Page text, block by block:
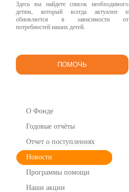
Здесь вы найдете список необходимого
детям, который всегда актуален и
обновляется в зависимости от
потребностей наших детей.
ПОМОЧЬ
О Фонде
Годовые отчёты
Отчет о поступлениях
Новости
Программы помощи
Наши акции